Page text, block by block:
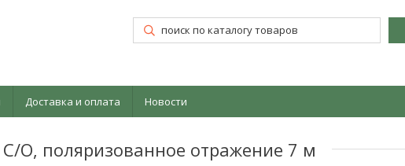
Доставка и оплата Новости
O, поляризованное отражение 7 м